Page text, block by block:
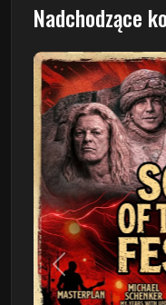
Nadchodzące
Poprzedni